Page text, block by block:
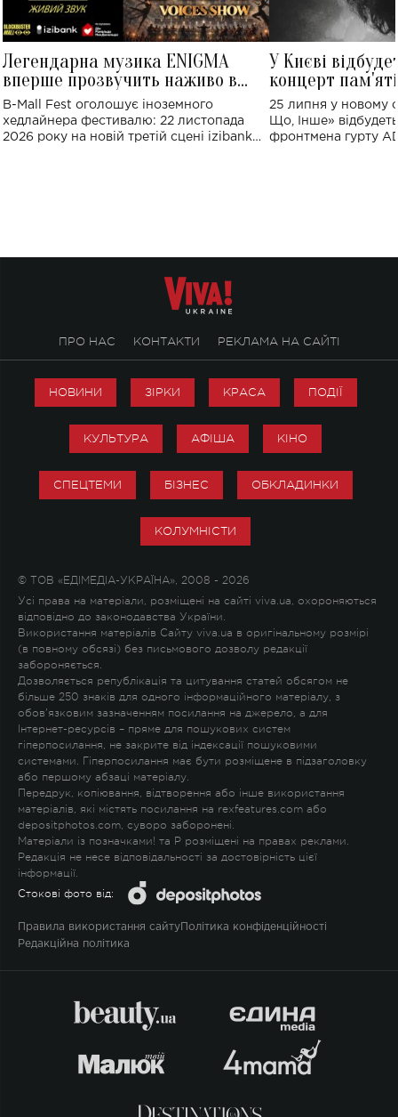
Легендарна музика ENIGMA
вперше прозвучить наживо в
Україні: де відбудеться концерт
B-Mall Fest оголошує іноземного
хедлайнера фестивалю: 22 листопада
2026 року на новій третій сцені izibank
У Києві
концерт
Клименка:
виконають
25 липня у новому
Що, Інше»
фронтмена гурту
ПРО НАС КОНТАКТИ РЕКЛАМА НА САЙТІ
НОВИНИ ЗІРКИ КРАСА ПОДІЇ
КУЛЬТУРА АФІША КІНО
СПЕЦТЕМИ БІЗНЕС ОБКЛАДИНКИ
КОЛУМНІСТИ
© ТОВ «ЕДІМЕДІА-УКРАЇНА», 2008 - 2026
Усі права на матеріали, розміщені на сайті viva.ua, охороняються
відповідно до законодавства України.
Використання матеріалів Сайту viva.ua в оригінальному розмірі
(в повному обсязі) без письмового дозволу редакції
забороняється.
Дозволяється републікація та цитування статей обсягом не
більше 250 знаків для одного інформаційного матеріалу, з
обов'язковим зазначенням посилання на джерело, а для
Інтернет-ресурсів – пряме для пошукових систем
гіперпосилання, не закрите від індексації пошуковими
системами. Гіперпосилання має бути розміщене в підзаголовку
або першому абзаці матеріалу.
Передрук, копіювання, відтворення або інше використання
матеріалів, які містять посилання на rexfeatures.com або
depositphotos.com, суворо заборонені.
Матеріали із позначками! та P розміщені на правах реклами.
Редакція не несе відповідальності за достовірність цієї
інформації.
Стокові фото від:
Правила використання сайту Політика конфіденційності
Редакційна політика